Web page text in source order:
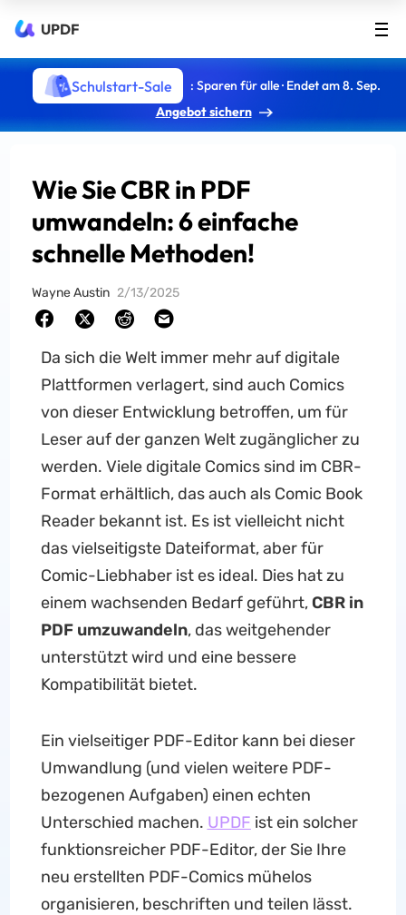
UPDF
Schulstart-Sale
: Sparen für alle · Endet am 8. Sep.
Angebot sichern
Wie Sie CBR in PDF
umwandeln: 6 einfache
schnelle Methoden!
Wayne Austin 2/13/2025
Da sich die Welt immer mehr auf digitale
Plattformen verlagert, sind auch Comics
von dieser Entwicklung betroffen, um für
Leser auf der ganzen Welt zugänglicher zu
werden. Viele digitale Comics sind im CBR-
Format erhältlich, das auch als Comic Book
Reader bekannt ist. Es ist vielleicht nicht
das vielseitigste Dateiformat, aber für
Comic-Liebhaber ist es ideal. Dies hat zu
einem wachsenden Bedarf geführt, CBR in
PDF umzuwandeln, das weitgehender
unterstützt wird und eine bessere
Kompatibilität bietet.
Ein vielseitiger PDF-Editor kann bei dieser
Umwandlung (und vielen weitere PDF-
bezogenen Aufgaben) einen echten
Unterschied machen. UPDF ist ein solcher
funktionsreicher PDF-Editor, der Sie Ihre
neu erstellten PDF-Comics mühelos
organisieren, beschriften und teilen lässt.